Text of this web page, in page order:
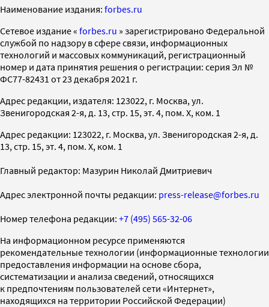
Наименование издания: forbes.ru
Cетевое издание « forbes.ru » зарегистрировано Федеральной
службой по надзору в сфере связи, информационных
технологий и массовых коммуникаций, регистрационный
номер и дата принятия решения о регистрации: серия Эл №
ФС77-82431 от 23 декабря 2021 г.
Адрес редакции, издателя: 123022, г. Москва, ул.
Звенигородская 2-я, д. 13, стр. 15, эт. 4, пом. X, ком. 1
Адрес редакции: 123022, г. Москва, ул. Звенигородская 2-я, д.
13, стр. 15, эт. 4, пом. X, ком. 1
Главный редактор: Мазурин Николай Дмитриевич
Адрес электронной почты редакции: press-release@forbes.ru
Номер телефона редакции: +7 (495) 565-32-06
На информационном ресурсе применяются
рекомендательные технологии (информационные технологии
предоставления информации на основе сбора,
систематизации и анализа сведений, относящихся
к предпочтениям пользователей сети «Интернет»,
находящихся на территории Российской Федерации)